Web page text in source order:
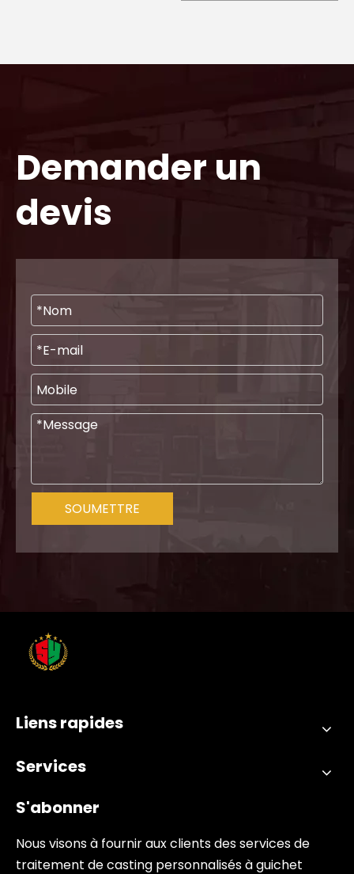
aluminium
Demander un
devis
SOUMETTRE
Liens rapides
Services
S'abonner
Nous visons à fournir aux clients des services de
traitement de casting personnalisés à guichet